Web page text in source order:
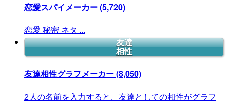
恋愛スパイメーカー(5,720)
恋愛 秘密 ネタ ...
友達
相性
友達相性グラフメーカー(8,050)
2人の名前を入力すると、友達としての相性がグラフ